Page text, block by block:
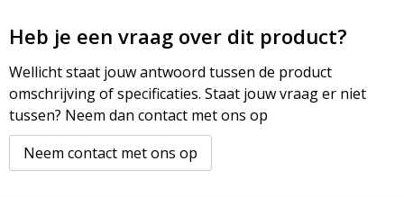
Heb je een vraag over dit product?
Wellicht staat jouw antwoord tussen de product
omschrijving of specificaties. Staat jouw vraag er niet
tussen? Neem dan contact met ons op
Neem contact met ons op